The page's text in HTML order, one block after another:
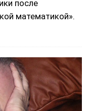
после
математикой».